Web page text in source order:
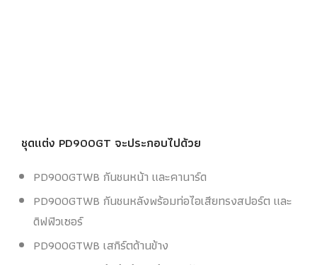
ชุดแต่ง PD900GT จะประกอบไปด้วย
PD900GTWB กันชนหน้า และคานาร์ด
PD900GTWB กันชนหลังพร้อมท่อไอเสียทรงสปอร์ต และ
ดิฟฟิวเซอร์
PD900GTWB เสกิร์ตด้านข้าง